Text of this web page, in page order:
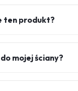
ten produkt?
mojej ściany?